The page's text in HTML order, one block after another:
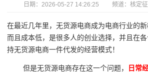
日期： 2026-05-27 14:26:25 频道： 核定
在最近几年里，无货源电商成为电商行业的新
而且成本低，是很多人的创业选择，并且在
持无货源电商一件代发的经营模式！
但是无货源电商存在这一个问题，
日常